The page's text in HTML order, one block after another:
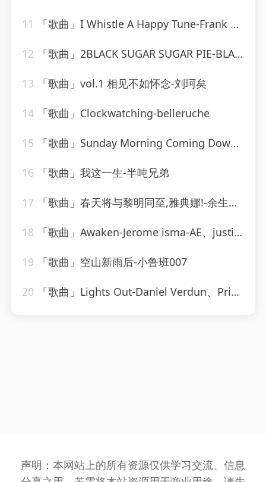
11 「歌曲」I Whistle A Happy Tune-Frank Sinatra
12 「歌曲」2BLACK SUGAR SUGAR PIE-BLACK SUGAR SUGAR PIE (RAGGA、Grady Martin
13 「歌曲」vol.1 相见不如怀念-刘珂矣
14 「歌曲」Clockwatching-belleruche
15 「歌曲」Sunday Morning Coming Down-Johnny Cash_20260807_141452
16 「歌曲」我这一生-半吨兄弟
17 「歌曲」春天将与黎明同至,雅典娜!-余生请珍惜
18 「歌曲」Awaken-Jerome isma-AE、justin michael、Novi
19 「歌曲」空山新雨后-小鲁班007
20 「歌曲」Lights Out-Daniel Verdun、Pria Coterell
声明：本网站上的所有资源仅供学习交流、信息